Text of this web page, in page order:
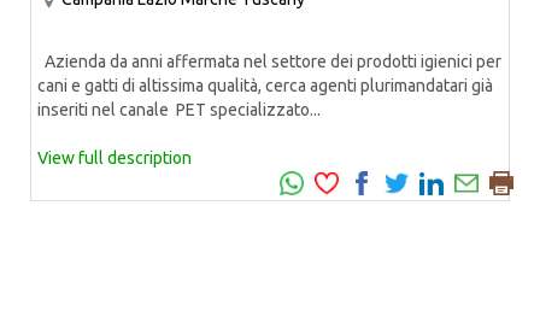
Azienda da anni affermata nel settore dei prodotti igienici per
cani e gatti di altissima qualità, cerca agenti plurimandatari già
inseriti nel canale PET specializzato...
View full description